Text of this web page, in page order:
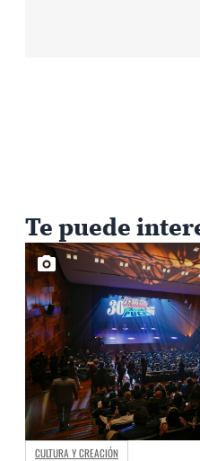
Te puede
CULTURA Y CREACIÓN